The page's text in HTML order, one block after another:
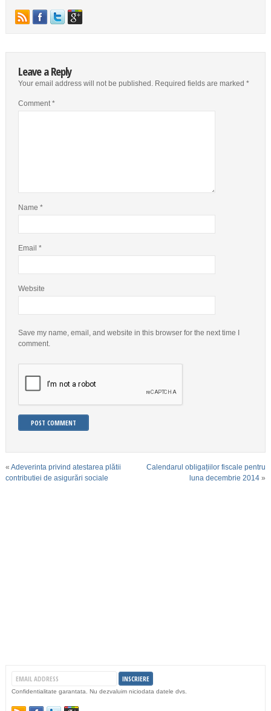
Leave a Reply
Your email address will not be published. Required fields are marked *
Comment*
Name *
Email *
Website
Save my name, email, and website in this browser for the next time I
comment.
« Adeverinta privind atestarea plătii
contributiei de asigurări sociale
Calendarul obligațiilor fiscale pentru
luna decembrie 2014 »
Confidentialitate garantata. Nu dezvaluim niciodata datele dvs.